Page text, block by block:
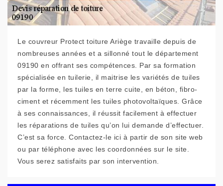
Le couvreur Protect toiture Ariège travaille depuis de
nombreuses années et a sillonné tout le département
09190 en offrant ses compétences. Par sa formation
spécialisée en tuilerie, il maitrise les variétés de tuiles
par la forme, les tuiles en terre cuite, en béton, fibro-
ciment et récemment les tuiles photovoltaïques. Grâce
à ses connaissances, il réussit facilement à effectuer
les réparations de tuiles qu’on lui demande d’effectuer.
C’est sa force. Contactez-le ici à partir de son site web
ou par téléphone avec les coordonnées sur le site.
Vous serez satisfaits par son intervention.